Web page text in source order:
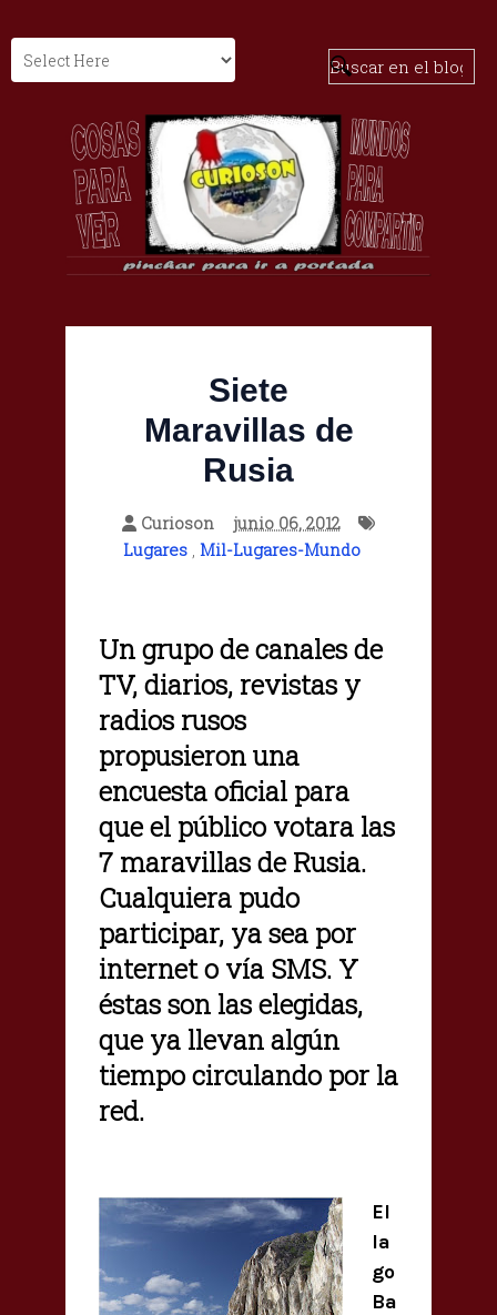
Siete
Maravillas de
Rusia
Curioson
junio 06, 2012
Lugares , Mil-Lugares-Mundo
Un grupo de canales de
TV, diarios, revistas y
radios rusos
propusieron una
encuesta oficial para
que el público votara las
7 maravillas de Rusia.
Cualquiera pudo
participar, ya sea por
internet o vía SMS. Y
éstas son las elegidas,
que ya llevan algún
tiempo circulando por la
red.
El
la
go
Ba